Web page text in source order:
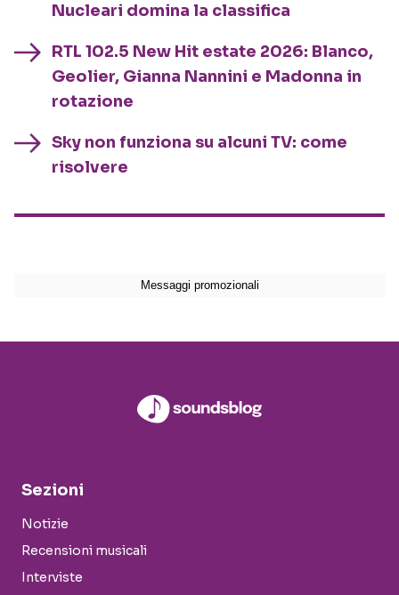
Nucleari domina la classifica
RTL 102.5 New Hit estate 2026: Blanco,
Geolier, Gianna Nannini e Madonna in
rotazione
Sky non funziona su alcuni TV: come
risolvere
Sezioni
Notizie
Recensioni musicali
Interviste